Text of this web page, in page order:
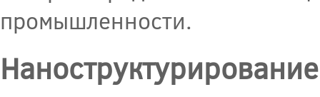
промышленности.